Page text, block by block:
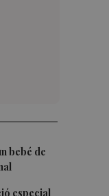
bebé de
especial